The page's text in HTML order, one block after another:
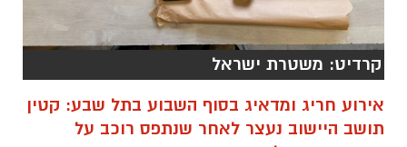
קרדיט: משטרת ישראל
אירוע חריג ומדאיג בסוף השבוע בתל שבע: קטין
תושב היישוב נעצר לאחר שנתפס רוכב על